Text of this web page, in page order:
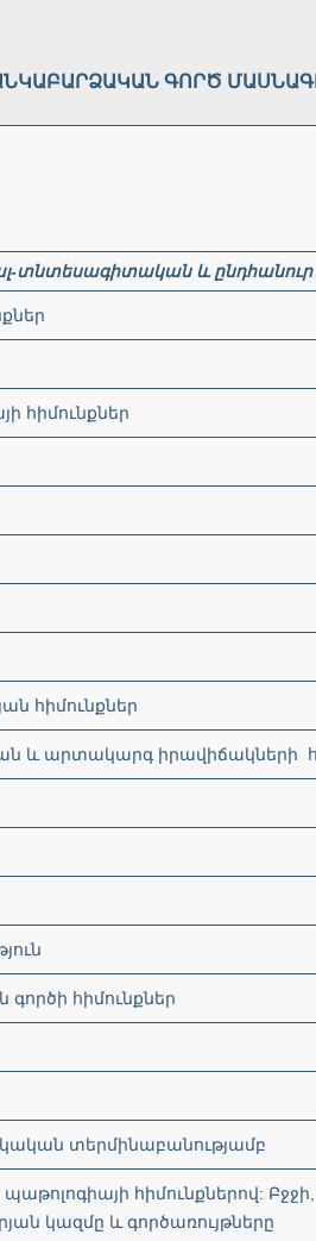
ԳՈՐԾ
-տնտեսագիտական և ընդհանուր
հիմունքներ
հիմունքներ
և արտակարգ իրավիճակների
հիմունքներ
տերմինաբանությամբ
հիմունքներով:
կազմը և գործառույթները